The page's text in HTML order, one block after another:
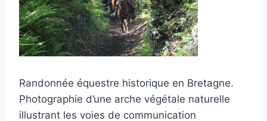
Randonnée équestre historique en Bretagne.
Photographie d’une arche végétale naturelle
illustrant les voies de communication